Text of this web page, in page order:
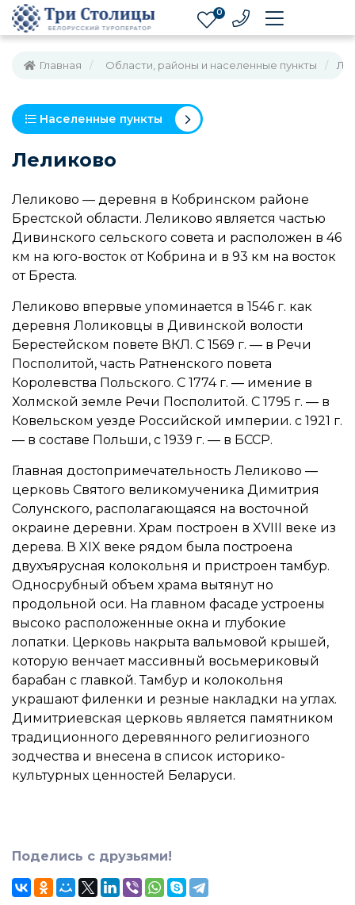
0
Главная Области, районы и населенные пункты
Населенные пункты
Леликово
Леликово — деревня в Кобринском районе
Брестской области. Леликово является частью
Дивинского сельского совета и расположен в 46
км на юго-восток от Кобрина и в 93 км на восток
от Бреста.
Леликово впервые упоминается в 1546 г. как
деревня Лоликовцы в Дивинской волости
Берестейском повете ВКЛ. С 1569 г. — в Речи
Посполитой, часть Ратненского повета
Королевства Польского. С 1774 г. — имение в
Холмской земле Речи Посполитой. С 1795 г. — в
Ковельском уезде Российской империи. с 1921 г.
— в составе Польши, с 1939 г. — в БССР.
Главная достопримечательность Леликово —
церковь Святого великомученика Димитрия
Солунского, располагающаяся на восточной
окраине деревни. Храм построен в XVIII веке из
дерева. В XIX веке рядом была построена
двухъярусная колокольня и пристроен тамбур.
Односрубный объем храма вытянут но
продольной оси. На главном фасаде устроены
высоко расположенные окна и глубокие
лопатки. Церковь накрыта вальмовой крышей,
которую венчает массивный восьмериковый
барабан с главкой. Тамбур и колокольня
украшают филенки и резные накладки на углах.
Димитриевская церковь является памятником
традиционного деревянного религиозного
зодчества и внесена в список историко-
культурных ценностей Беларуси.
Поделись с друзьями!